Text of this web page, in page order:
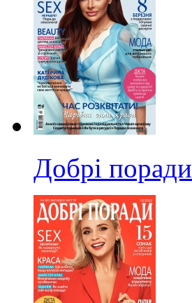
Добрі поради